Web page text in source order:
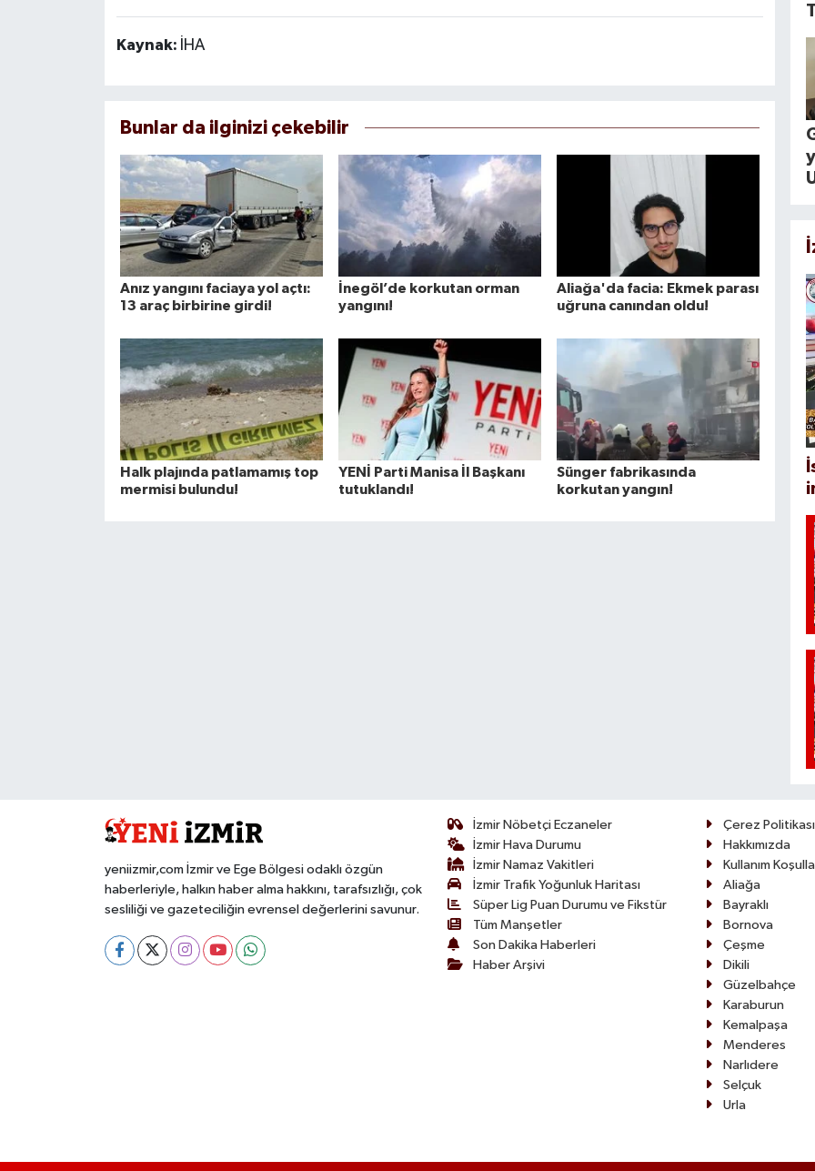
Kaynak: İHA
Bunlar da ilginizi çekebilir
Anız yangını faciaya yol açtı:
13 araç birbirine girdi!
İnegöl’de korkutan orman
yangını!
Aliağa'da facia: Ekmek parası
uğruna canından oldu!
Halk plajında patlamamış top
mermisi bulundu!
YENİ Parti Manisa İl Başkanı
tutuklandı!
Sünger fabrikasında
korkutan yangın!
yeniizmir,com İzmir ve Ege Bölgesi odaklı özgün
haberleriyle, halkın haber alma hakkını, tarafsızlığı, çok
sesliliği ve gazeteciliğin evrensel değerlerini savunur.
İzmir Nöbetçi Eczaneler
İzmir Hava Durumu
İzmir Namaz Vakitleri
İzmir Trafik Yoğunluk Haritası
Süper Lig Puan Durumu ve Fikstür
Tüm Manşetler
Son Dakika Haberleri
Haber Arşivi
Çerez Politikası
Hakkımızda
Kullanım
Aliağa
Bayraklı
Bornova
Çeşme
Dikili
Güzelbahçe
Karaburun
Kemalpaşa
Menderes
Narlıdere
Selçuk
Urla